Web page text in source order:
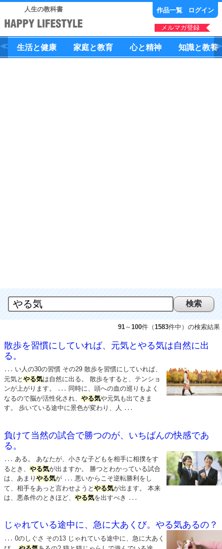
人生の教科書 作品一覧 ログイン
メルマガ登録
生活と健康 家庭と教育 心と精神 知識と教養
91～ 100件（1583件中）の検索結果
散歩を習慣にしていれば、元気とやる気は自然に出
る。
... い人の30の習慣 その29 散歩を習慣にしていれば、
元気と やる気は自然に出る。 散歩をすると、テンショ
ンが上がります。
...
同時に、頭への血の巡りもよく
なるので脳が活性化され、 やる気や元気も出てきま
す。 歩いている途中に景色が変わり、人
...
負けて当然の試合で勝つのが、いちばんの快感であ
る。
... ある。 あなたが、小さな子どもを相手に相撲をす
るとき、 やる気が出ますか。 勝つとわかっている試合
は、あまり やる気が ... 悪いからこそ逆転勝利をし
て、相手をあっと言わせようと やる気が出ます。 本来
は、悪条件のときほど、 やる気を出すべき ...
じゃれている途中に、急に大あくび。やる気あるの？
... 0のしぐさ その13 じゃれている途中に、急に大あく